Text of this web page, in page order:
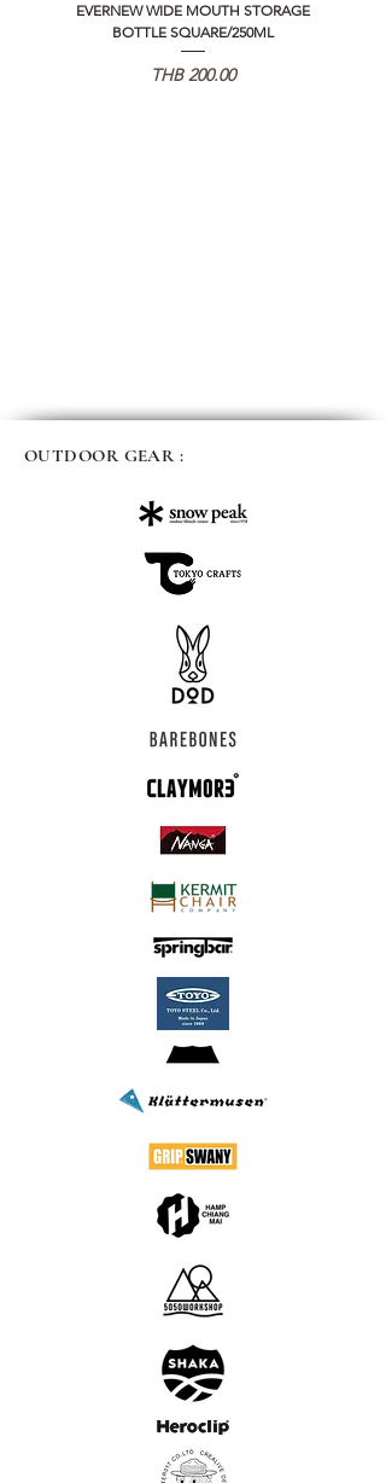
EVERNEW WIDE MOUTH STORAGE
BOTTLE SQUARE/250ML
価格
THB 200.00
OUTDOOR GEAR :